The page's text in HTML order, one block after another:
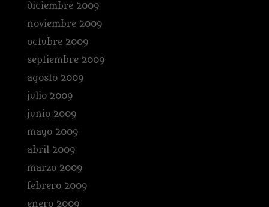
diciembre 2009
noviembre 2009
octubre 2009
septiembre 2009
agosto 2009
julio 2009
junio 2009
mayo 2009
abril 2009
marzo 2009
febrero 2009
enero 2009